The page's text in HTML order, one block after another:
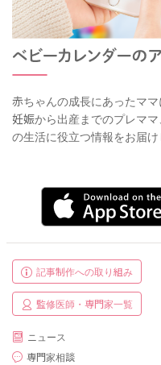
赤ちゃんの成長にあったマ
妊娠から出産までのプレマ
の生活に役立つ情報をお届け
記事制作への取り組み
監修医師・専門家一覧
ニュース
専門家相談